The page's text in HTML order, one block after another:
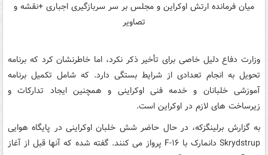
وزارت دفاع دلیل خاصی برای تأخیر ذکر نکرد، اما خاطرنشان کرد که برنامه
تحویل به انجام تعدادی از شرایط بستگی دارد. که شامل تکمیل برنامه
آموزشی خلبانان و خدمه فنی اوکراینی و همچنین ایجاد تدارکات و
زیرساخت های لازم در اوکراین است.
به گزارش برلینگزکه، در حال حاضر شش خلبان اوکراینی در پایگاه هوایی
Skrydstrup دانمارک با F-۱۶ پرواز می کنند. گفته شده که آنها قبل از آغاز